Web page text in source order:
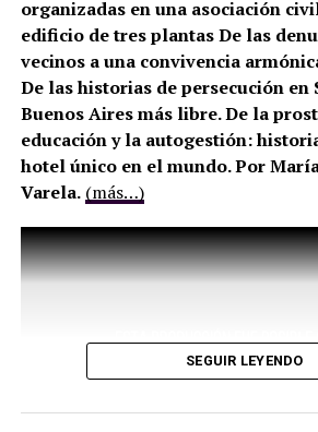
organizadas en una asociación
edificio de tres plantas De las
vecinos a una convivencia
De las historias de persecución en
Buenos Aires más libre. De la
educación y la autogestión:
hotel único en el mundo. Por
Varela. (más…)
SEGUIR LEYENDO